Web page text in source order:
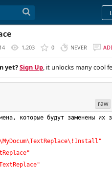
1,203 0 NEVER
yet?Sign Up, it unlocks many cool
raw
которые будут заменены их